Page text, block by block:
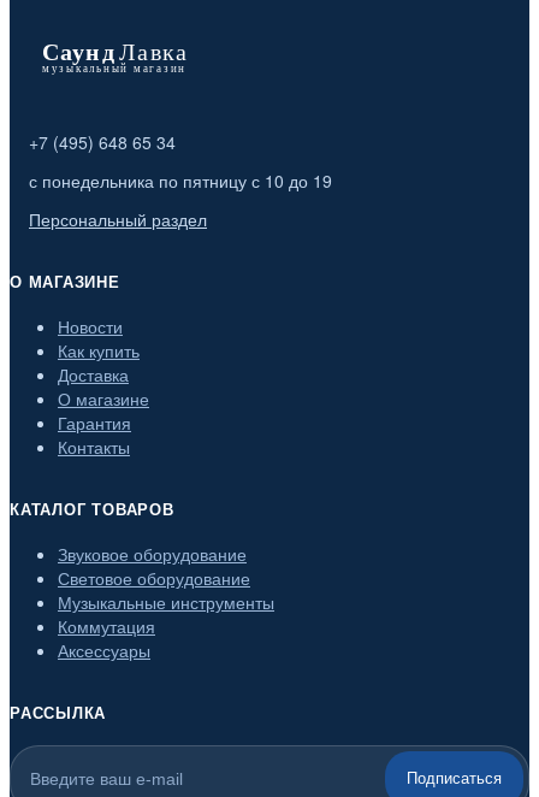
+7 (495) 648 65 34
с понедельника по пятницу с 10 до 19
Персональный раздел
О МАГАЗИНЕ
Новости
Как купить
Доставка
О магазине
Гарантия
Контакты
КАТАЛОГ ТОВАРОВ
Звуковое оборудование
Световое оборудование
Музыкальные инструменты
Коммутация
Аксессуары
РАССЫЛКА
Подписаться